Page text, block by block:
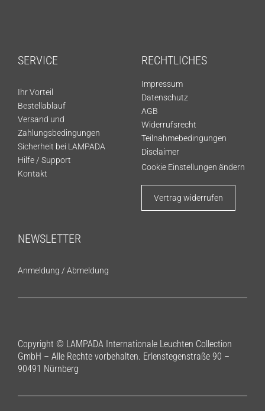
SERVICE
Ihr Vorteil
Bestellablauf
Versand und
Zahlungsbedingungen
Sicherheit bei LAMPADA
Hilfe / Support
Kontakt
RECHTLICHES
Impressum
Datenschutz
AGB
Widerrufsrecht
Teilnahmebedingungen
Disclaimer
Cookie Einstellungen ändern
Vertrag widerrufen
NEWSLETTER
Anmeldung / Abmeldung
Copyright © LAMPADA Internationale Leuchten Collection
GmbH – Alle Rechte vorbehalten. Erlenstegenstraße 90 –
90491 Nürnberg